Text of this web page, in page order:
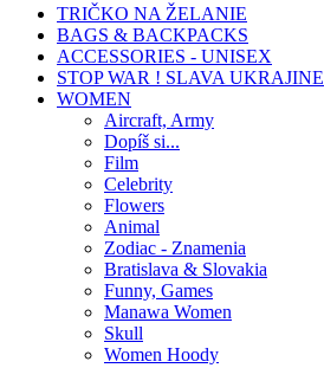
TRIČKO NA ŽELANIE
BAGS & BACKPACKS
ACCESSORIES - UNISEX
STOP WAR ! SLAVA UKRAJINE
WOMEN
Aircraft, Army
Dopíš si...
Film
Celebrity
Flowers
Animal
Zodiac - Znamenia
Bratislava & Slovakia
Funny, Games
Manawa Women
Skull
Women Hoody